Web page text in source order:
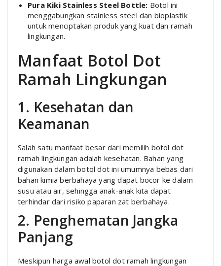
Pura Kiki Stainless Steel Bottle: Botol ini
menggabungkan stainless steel dan bioplastik
untuk menciptakan produk yang kuat dan ramah
lingkungan.
Manfaat Botol Dot
Ramah Lingkungan
1. Kesehatan dan
Keamanan
Salah satu manfaat besar dari memilih botol dot
ramah lingkungan adalah kesehatan. Bahan yang
digunakan dalam botol dot ini umumnya bebas dari
bahan kimia berbahaya yang dapat bocor ke dalam
susu atau air, sehingga anak-anak kita dapat
terhindar dari risiko paparan zat berbahaya.
2. Penghematan Jangka
Panjang
Meskipun harga awal botol dot ramah lingkungan